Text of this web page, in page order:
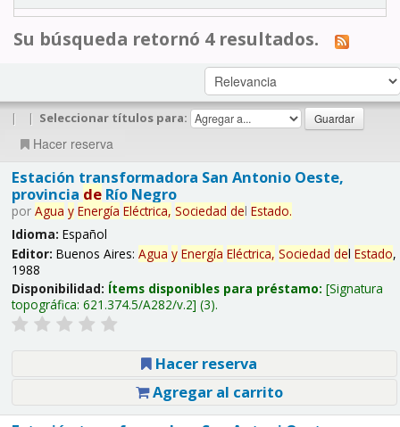
Su búsqueda retornó 4 resultados.
| | Seleccionar títulos para:
Hacer reserva
Estación transformadora San Antonio Oeste,
provincia deRío Negro
por Agua y Energía Eléctrica, Sociedad del Estado.
Idioma: Español
Editor: Buenos Aires: Agua y Energía Eléctrica, Sociedad del Estado,
1988
Disponibilidad: Ítems disponibles para préstamo: Signatura
topográfica: 621.374.5/A282/v.2 (3).
Hacer reserva
Agregar al carrito